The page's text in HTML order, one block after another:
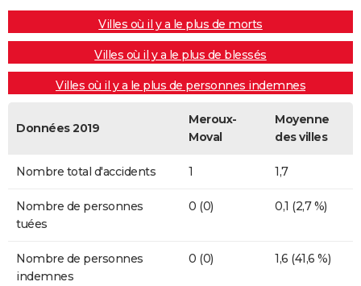
Villes où il y a le plus de morts
Villes où il y a le plus de blessés
Villes où il y a le plus de personnes indemnes
Données 2019
Meroux-
Moval
Moyenne
des villes
Nombre total d'accidents 1 1,7
Nombre de personnes
tuées
0 (0) 0,1 (2,7 %)
Nombre de personnes
indemnes
0 (0) 1,6 (41,6 %)